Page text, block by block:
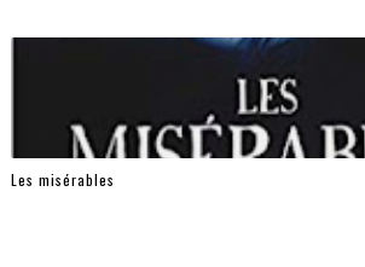
Les misérables